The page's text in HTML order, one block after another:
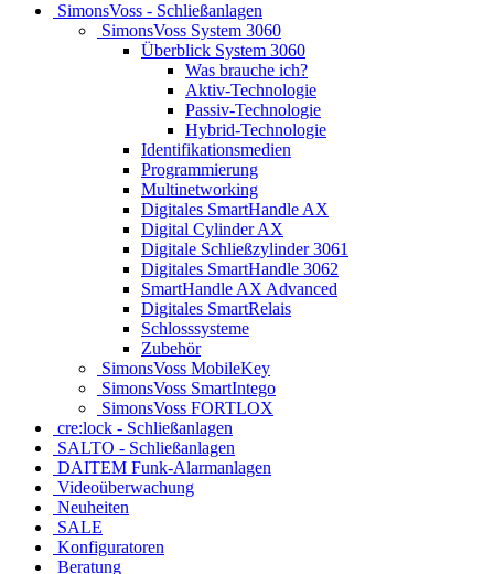
SimonsVoss - Schließanlagen
SimonsVoss System 3060
Überblick System 3060
Was brauche ich?
Aktiv-Technologie
Passiv-Technologie
Hybrid-Technologie
Identifikationsmedien
Programmierung
Multinetworking
Digitales SmartHandle AX
Digital Cylinder AX
Digitale Schließzylinder 3061
Digitales SmartHandle 3062
SmartHandle AX Advanced
Digitales SmartRelais
Schlosssysteme
Zubehör
SimonsVoss MobileKey
SimonsVoss SmartIntego
SimonsVoss FORTLOX
cre:lock - Schließanlagen
SALTO - Schließanlagen
DAITEM Funk-Alarmanlagen
Videoüberwachung
Neuheiten
SALE
Konfiguratoren
Beratung